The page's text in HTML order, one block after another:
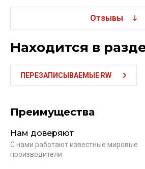
Отзывы
Находится в
ПЕРЕЗАПИСЫВАЕМЫЕ RW
Преимущества
Нам доверяют
С нами работают известные мировые
производители